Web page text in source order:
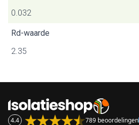
0.032
Rd-waarde
2.35
4.4 789 beoordelingen